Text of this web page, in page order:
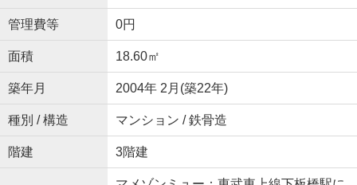
管理費等 0円
面積 18.60㎡
築年月 2004年 2月(築22年)
種別 / 構造 マンション / 鉄骨造
階建 3階建